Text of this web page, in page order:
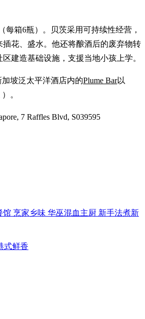
每箱6瓶）。贝茨采用可持续性经营，
花、盛水。他还将酿酒后的废弃物转
建造基础设施，支援当地小孩上学。
加坡泛太平洋酒店内的Plume Bar以
。
7 Raffles Blvd, S039595
烹家乡味 华巫混血主厨 新手法煮新
式鲜香